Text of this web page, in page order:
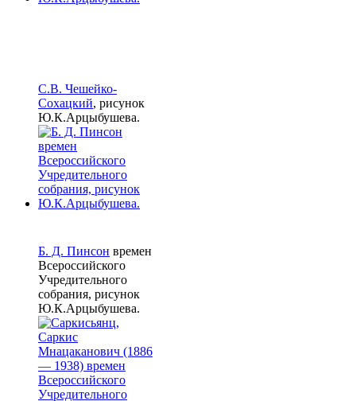
С.В. Чешейко-
Сохацкий, рисунок
Ю.К.Арцыбушева.
Б. Д. Пинсон времен
Всероссийского
Учредительного
собрания, рисунок
Ю.К.Арцыбушева.